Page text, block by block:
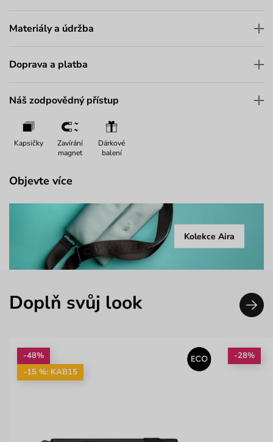
Materiály a údržba
Doprava a platba
Náš zodpovědný přístup
Kapsičky
Zavírání
magnet
Dárkové
balení
Objevte více
Kolekce Aira
Doplň svůj look
-48%
-15 %: KAB15
-28%